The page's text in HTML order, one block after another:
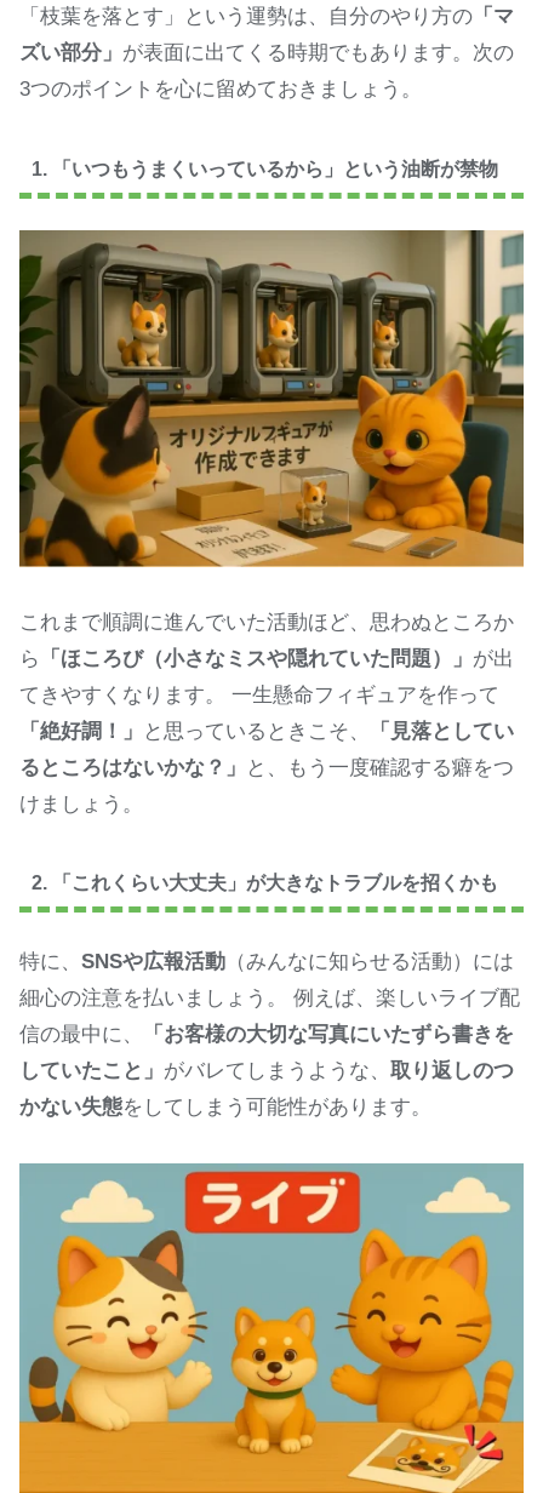
「枝葉を落とす」という運勢は、自分のやり方の 「マ
ズい部分」 が表面に出てくる時期でもあります。次の
3つのポイントを心に留めておきましょう。
1. 「いつもうまくいっているから」という油断が禁物
これまで順調に進んでいた活動ほど、思わぬところか
ら
「ほころび（小さなミスや隠れていた問題）」 が出
てきやすくなります。 一生懸命フィギュアを作って
「絶好調！」
と思っているときこそ、
「見落としてい
るところはないかな？」
と、もう一度確認する癖をつ
けましょう。
2. 「これくらい大丈夫」が大きなトラブルを招くかも
特に、 SNSや広報活動 （みんなに知らせる活動）には
細心の注意を払いましょう。 例えば、楽しいライブ配
信の最中に、
「お客様の大切な写真にいたずら書きを
していたこと」 がバレてしまうような、 取り返しのつ
かない失態をしてしまう可能性があります。